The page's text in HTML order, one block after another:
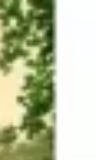
Éducation et